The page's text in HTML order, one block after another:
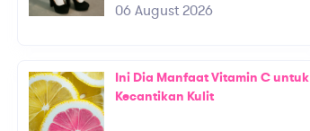
06 August 2026
Ini Dia Manfaat Vitamin C untuk
Kecantikan Kulit